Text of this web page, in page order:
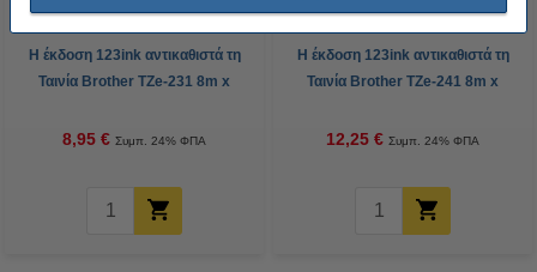
Η έκδοση 123ink αντικαθιστά τη
Ταινία Brother TZe-231 8m x
8,95 € Συμπ. 24% ΦΠΑ
Η έκδοση 123ink αντικαθιστά τη
Ταινία Brother TZe-241 8m x
12,25 € Συμπ. 24% ΦΠΑ